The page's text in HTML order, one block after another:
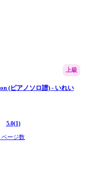
上級
(ピアノソロ譜) - いれい
5.0(1)
ページ数